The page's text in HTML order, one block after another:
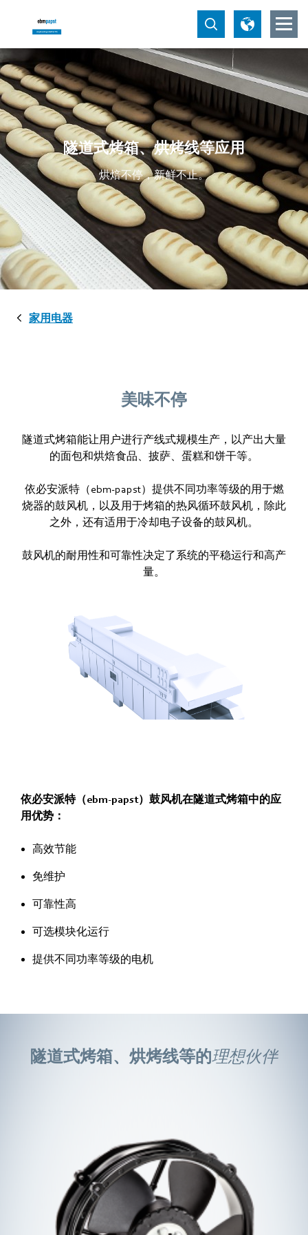
隧道式烤箱、烘烤线等应用
烘焙不停，新鲜不止。
家用电器
美味不停
隧道式烤箱能让用户进行产线式规模生产，以产出大量
的面包和烘焙食品、披萨、蛋糕和饼干等。
依必安派特（ebm‑papst）提供不同功率等级的用于燃
烧器的鼓风机，以及用于烤箱的热风循环鼓风机，除此
之外，还有适用于冷却电子设备的鼓风机。
鼓风机的耐用性和可靠性决定了系统的平稳运行和高产
量。
依必安派特（ebm‑papst）鼓风机在隧道式烤箱中的应
用优势：
高效节能
免维护
可靠性高
可选模块化运行
提供不同功率等级的电机
隧道式烤箱、烘烤线等的理想伙伴